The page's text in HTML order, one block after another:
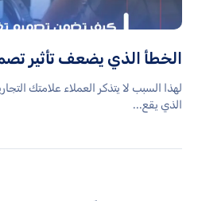
الخطأ الذي يضعف تأثير
لهذا السبب لا يتذكر العملاء علامتك
الذي يقع...